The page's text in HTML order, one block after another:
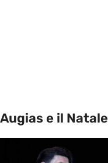
e il Natale